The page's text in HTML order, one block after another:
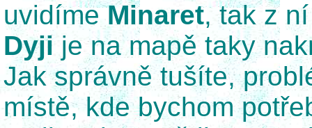
uvidímeMinaret, tak z
Dyji je na mapě taky
Jak správně tušíte,
místě, kde bychom